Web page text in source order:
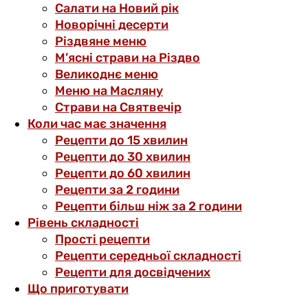
Салати на Новий рік
Новорічні десерти
Різдвяне меню
М’ясні страви на Різдво
Великоднє меню
Меню на Масляну
Страви на Святвечір
Коли час має значення
Рецепти до 15 хвилин
Рецепти до 30 хвилин
Рецепти до 60 хвилин
Рецепти за 2 години
Рецепти більш ніж за 2 години
Рівень складності
Прості рецепти
Рецепти середньої складності
Рецепти для досвідчених
Що приготувати